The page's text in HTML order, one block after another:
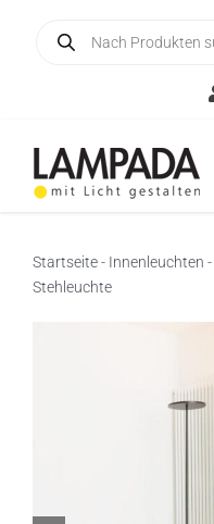
search
Online-Shop
Lichtplanung
Startseite- Innenleuchten -
Stehleuchte